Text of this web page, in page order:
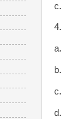
c.
4.
a.
b.
c.
d.